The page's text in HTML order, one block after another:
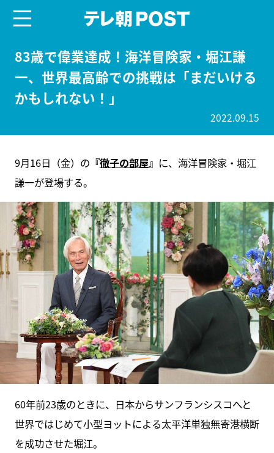
83歳で偉業達成！海洋冒険家・堀江謙
一、世界最高齢での挑戦は「まだいける
かもしれない！」
2022.09.15
9月16日（金）の 『徹子の部屋』 に、海洋冒険家・堀江
謙一が登場する。
60年前23歳のときに、日本からサンフランシスコへと
世界ではじめて小型ヨットによる太平洋単独無寄港横断
を成功させた堀江。